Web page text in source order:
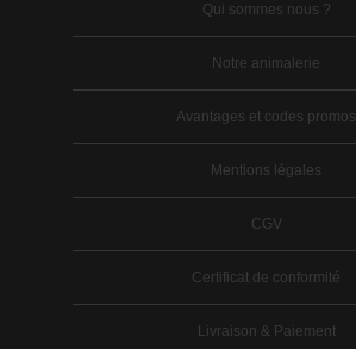
Qui sommes nous ?
Notre animalerie
Avantages et codes promos
Mentions légales
CGV
Certificat de conformité
Livraison & Paiement